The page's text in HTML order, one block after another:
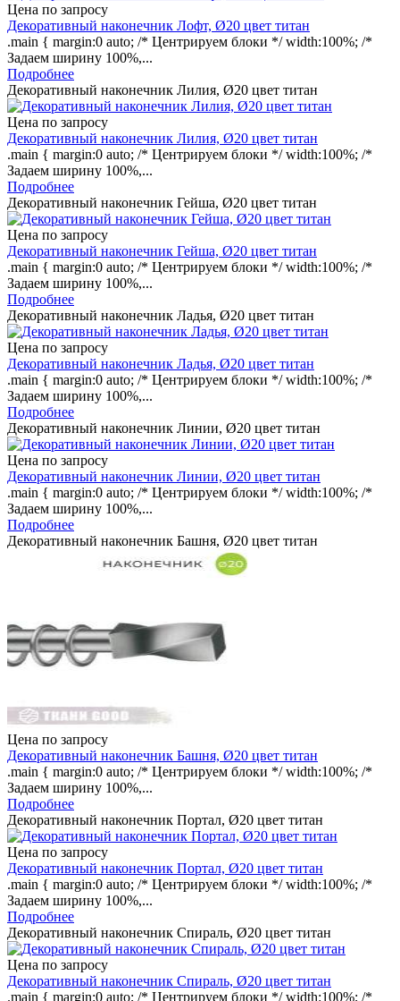
Цена по запросу
Декоративный наконечник Лофт, Ø20 цвет титан
.main { margin:0 auto; /* Центрируем блоки */ width:100%; /*
Задаем ширину 100%,...
Подробнее
Декоративный наконечник Лилия, Ø20 цвет титан
Цена по запросу
Декоративный наконечник Лилия, Ø20 цвет титан
.main { margin:0 auto; /* Центрируем блоки */ width:100%; /*
Задаем ширину 100%,...
Подробнее
Декоративный наконечник Гейша, Ø20 цвет титан
Цена по запросу
Декоративный наконечник Гейша, Ø20 цвет титан
.main { margin:0 auto; /* Центрируем блоки */ width:100%; /*
Задаем ширину 100%,...
Подробнее
Декоративный наконечник Ладья, Ø20 цвет титан
Цена по запросу
Декоративный наконечник Ладья, Ø20 цвет титан
.main { margin:0 auto; /* Центрируем блоки */ width:100%; /*
Задаем ширину 100%,...
Подробнее
Декоративный наконечник Линии, Ø20 цвет титан
Цена по запросу
Декоративный наконечник Линии, Ø20 цвет титан
.main { margin:0 auto; /* Центрируем блоки */ width:100%; /*
Задаем ширину 100%,...
Подробнее
Декоративный наконечник Башня, Ø20 цвет титан
Цена по запросу
Декоративный наконечник Башня, Ø20 цвет титан
.main { margin:0 auto; /* Центрируем блоки */ width:100%; /*
Задаем ширину 100%,...
Подробнее
Декоративный наконечник Портал, Ø20 цвет титан
Цена по запросу
Декоративный наконечник Портал, Ø20 цвет титан
.main { margin:0 auto; /* Центрируем блоки */ width:100%; /*
Задаем ширину 100%,...
Подробнее
Декоративный наконечник Спираль, Ø20 цвет титан
Цена по запросу
Декоративный наконечник Спираль, Ø20 цвет титан
.main { margin:0 auto; /* Центрируем блоки */ width:100%; /*